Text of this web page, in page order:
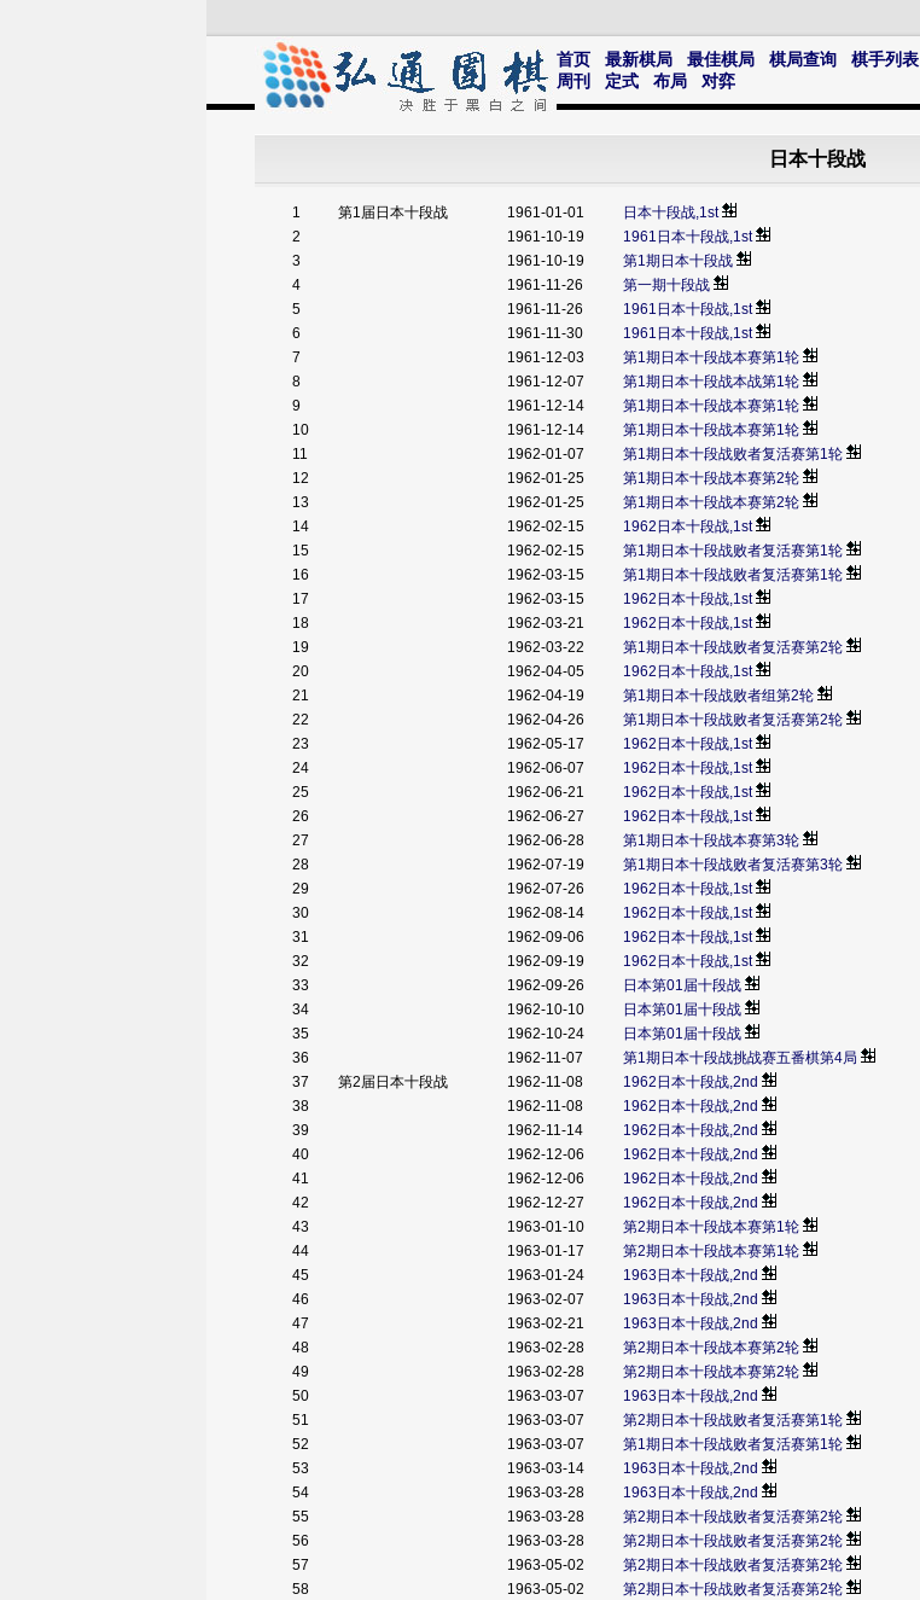
首页 最新棋局 最佳棋局 棋局查询 棋手列表
周刊
定式 布局 对弈
日本十段战
1 第1届日本十段战 1961-01-01 日本十段战,1st
2
1961-10-19 1961日本十段战,1st
3
1961-10-19 第1期日本十段战
4
1961-11-26 第一期十段战
5
1961-11-26 1961日本十段战,1st
6
1961-11-30 1961日本十段战,1st
7
1961-12-03 第1期日本十段战本赛第1轮
8
1961-12-07 第1期日本十段战本战第1轮
9
1961-12-14 第1期日本十段战本赛第1轮
10
1961-12-14 第1期日本十段战本赛第1轮
11
1962-01-07 第1期日本十段战败者复活赛第1轮
12
1962-01-25 第1期日本十段战本赛第2轮
13
1962-01-25 第1期日本十段战本赛第2轮
14
1962-02-15 1962日本十段战,1st
15
1962-02-15 第1期日本十段战败者复活赛第1轮
16
1962-03-15 第1期日本十段战败者复活赛第1轮
17
1962-03-15 1962日本十段战,1st
18
1962-03-21 1962日本十段战,1st
19
1962-03-22 第1期日本十段战败者复活赛第2轮
20
1962-04-05 1962日本十段战,1st
21
1962-04-19 第1期日本十段战败者组第2轮
22
1962-04-26 第1期日本十段战败者复活赛第2轮
23
1962-05-17 1962日本十段战,1st
24
1962-06-07 1962日本十段战,1st
25
1962-06-21 1962日本十段战,1st
26
1962-06-27 1962日本十段战,1st
27
1962-06-28 第1期日本十段战本赛第3轮
28
1962-07-19 第1期日本十段战败者复活赛第3轮
29
1962-07-26 1962日本十段战,1st
30
1962-08-14 1962日本十段战,1st
31
1962-09-06 1962日本十段战,1st
32
1962-09-19 1962日本十段战,1st
33
1962-09-26 日本第01届十段战
34
1962-10-10 日本第01届十段战
35
1962-10-24 日本第01届十段战
36
1962-11-07 第1期日本十段战挑战赛五番棋第4局
37
第2届日本十段战 1962-11-08 1962日本十段战,2nd
38
1962-11-08 1962日本十段战,2nd
39
1962-11-14 1962日本十段战,2nd
40
1962-12-06 1962日本十段战,2nd
41
1962-12-06 1962日本十段战,2nd
42
1962-12-27 1962日本十段战,2nd
43
1963-01-10 第2期日本十段战本赛第1轮
44
1963-01-17 第2期日本十段战本赛第1轮
45
1963-01-24 1963日本十段战,2nd
46
1963-02-07 1963日本十段战,2nd
47
1963-02-21 1963日本十段战,2nd
48
1963-02-28 第2期日本十段战本赛第2轮
49
1963-02-28 第2期日本十段战本赛第2轮
50
1963-03-07 1963日本十段战,2nd
51
1963-03-07 第2期日本十段战败者复活赛第1轮
52
1963-03-07 第1期日本十段战败者复活赛第1轮
53
1963-03-14 1963日本十段战,2nd
54
1963-03-28 1963日本十段战,2nd
55
1963-03-28 第2期日本十段战败者复活赛第2轮
56
1963-03-28 第2期日本十段战败者复活赛第2轮
57
1963-05-02 第2期日本十段战败者复活赛第2轮
58
1963-05-02 第2期日本十段战败者复活赛第2轮